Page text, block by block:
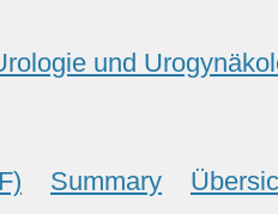
und
Summary